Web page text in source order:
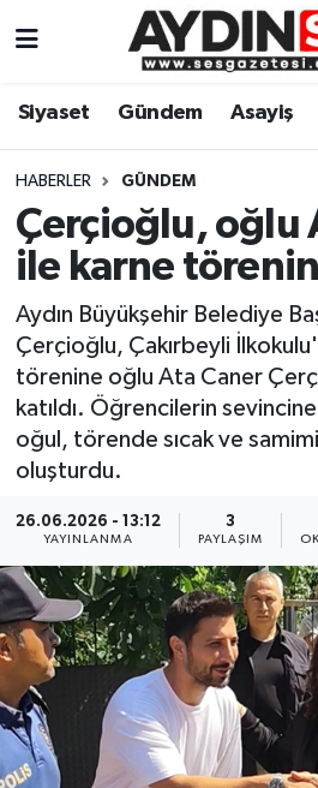
Siyaset Gündem Asayiş
HABERLER GÜNDEM
Çerçioğlu, oğlu
ile karne
Aydın Büyükşehir Belediye
Çerçioğlu, Çakırbeyli
törenine oğlu Ata Caner
katıldı. Öğrencilerin
oğul, törende sıcak ve
oluşturdu.
26.06.2026 - 13:12
YAYINLANMA
3
PAYLAŞIM
Gündem
Siyaset
Ekonomi
Yaşam
Eğitim
Kültür Sanat
Spor
Aydın Hava Durumu
Aydin Namaz Vakitleri
Aydın Trafik Yoğunluk
Süper Lig Puan Durumu
Tüm Manşetler
Son Dakika Haberleri
Haber Arşivi